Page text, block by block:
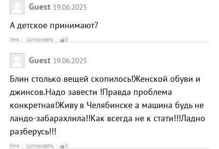
Guest 19.06.2025
А детское принимают?
Имя Цитировать 0
Guest 19.06.2025
Блин столько вещей скопилось!Женской обуви и
джинсов.Надо завести !Правда проблема
конкретная!Живу в Челябинске а машина будь не
ландо-забарахлила!!Как всегда не к стати!!!Ладно
разберусь!!!
Имя Цитировать 0